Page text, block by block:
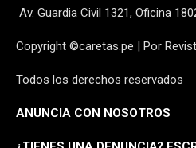
Av. Guardia Civil 1321, Oficina
Copyright ©caretas.pe | Por
Todos los derechos reservados
ANUNCIA CON NOSOTROS